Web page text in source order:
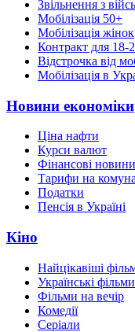
Звільнення з
Мобілізація 50+
Мобілізація жінок
Контракт для 18-
Відстрочка від
Мобілізація в
Новини економіки
Ціна нафти
Курси валют
Фінансові новини
Тарифи на
Податки
Пенсія в Україні
Кіно
Найцікавіші
Українські фільми
Фільми на вечір
Комедії
Серіали